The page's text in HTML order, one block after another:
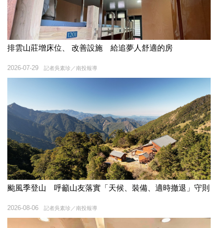
排雲山莊增床位、 改善設施 給追夢人舒適的房
記者吳素珍／南投報導
2026-07-29
颱風季登山 呼籲山友落實「天候、裝備、適時撤退」守則
記者吳素珍／南投報導
2026-08-06